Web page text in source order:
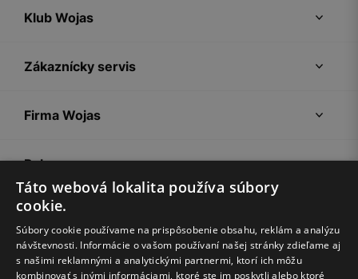
Klub Wojas
Zákaznícky servis
Firma Wojas
Pokyny
Táto webová lokalita používa súbory
cookie.
Súbory cookie používame na prispôsobenie obsahu, reklám a analýzu
návštevnosti. Informácie o vašom používaní našej stránky zdieľame aj
s našimi reklamnými a analytickými partnermi, ktorí ich môžu
kombinovať s inými informáciami, ktoré ste im poskytli alebo ktoré